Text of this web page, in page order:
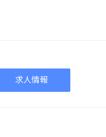
求人情報